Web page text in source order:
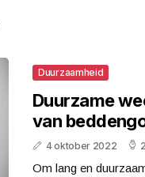
Duurzaamheid
Duurzame
van
4 oktober 2022
Om lang en